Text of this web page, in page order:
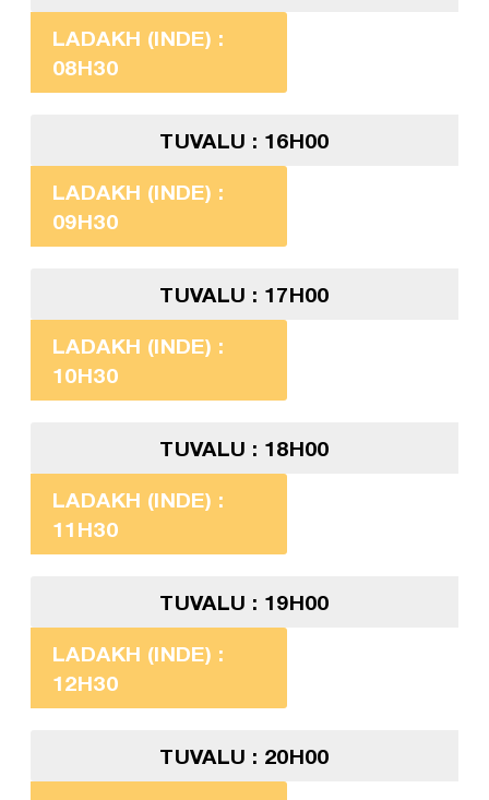
LADAKH (INDE) :
08H30
TUVALU : 16H00
LADAKH (INDE) :
09H30
TUVALU : 17H00
LADAKH (INDE) :
10H30
TUVALU : 18H00
LADAKH (INDE) :
11H30
TUVALU : 19H00
LADAKH (INDE) :
12H30
TUVALU : 20H00